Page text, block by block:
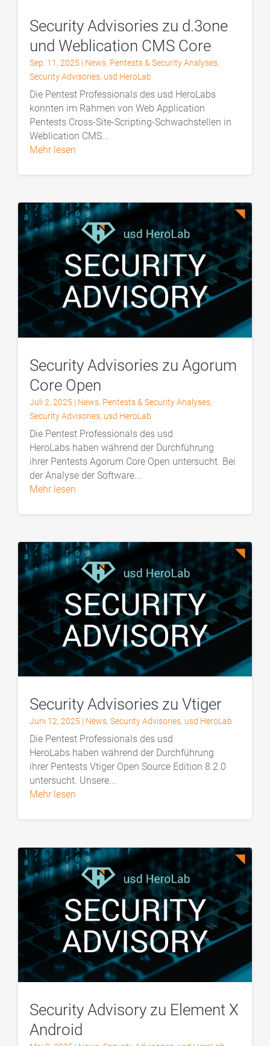
Security Advisories zu d.3one
und Weblication CMS Core
Sep. 11, 2025 | News, Pentests & Security Analyses,
Security Advisories, usd HeroLab
Die Pentest Professionals des usd HeroLabs
konnten im Rahmen von Web Application
Pentests Cross-Site-Scripting-Schwachstellen in
Weblication CMS...
mehr lesen
Security Advisories zu Agorum
Core Open
Juli 2, 2025 | News, Pentests & Security Analyses,
Security Advisories, usd HeroLab
Die Pentest Professionals des usd
HeroLabs haben während der Durchführung
ihrer Pentests Agorum Core Open untersucht. Bei
der Analyse der Software...
mehr lesen
Security Advisories zu Vtiger
Juni 12, 2025 | News,Security Advisories, usd HeroLab
Die Pentest Professionals des usd
HeroLabs haben während der Durchführung
ihrer Pentests Vtiger Open Source Edition 8.2.0
untersucht. Unsere...
mehr lesen
Security Advisory zu Element X
Android